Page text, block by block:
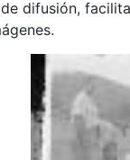
difusión,